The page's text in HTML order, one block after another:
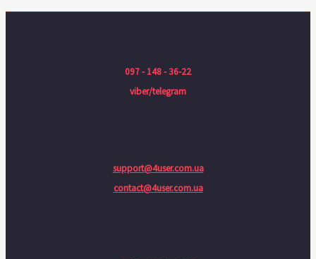
097 - 148 - 36-22
viber/telegram
support@4user.com.ua
contact@4user.com.ua